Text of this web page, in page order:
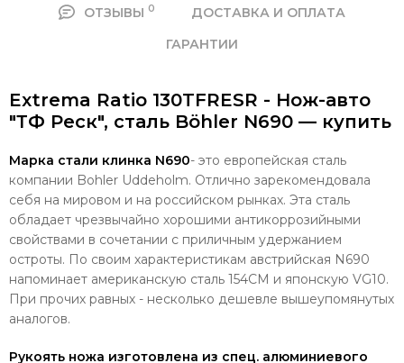
ОТЗЫВЫ 0
ДОСТАВКА И ОПЛАТА
ГАРАНТИИ
Extrema Ratio 130TFRESR - Нож-авто
"ТФ Реск", сталь Böhler N690 — купить
Марка стали клинка N690- это европейская сталь
компании Bohler Uddeholm. Отлично зарекомендовала
себя на мировом и на российском рынках. Эта сталь
обладает чрезвычайно хорошими антикоррозийными
свойствами в сочетании с приличным удержанием
остроты. По своим характеристикам австрийская N690
напоминает американскую сталь 154СМ и японскую VG10.
При прочих равных - несколько дешевле вышеупомянутых
аналогов.
Рукоять ножа изготовлена из спец. алюминиевого